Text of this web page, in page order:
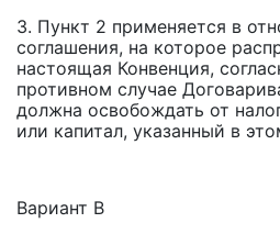
3. Пункт 2 применяется в
соглашения, на которое
настоящая Конвенция,
противном случае
должна освобождать от
или капитал, указанный в
Вариант В